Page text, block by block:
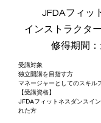
JFDA​フィッ
インストラクタ
修得期間
受講対象
独立開講を目指す方
マネージャーとしてのスキル
【受講資格】
JFDAフィットネスダンスイ
れた方